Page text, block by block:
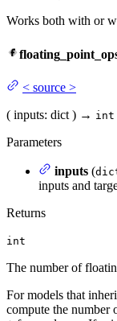
Works both with or
< source >
( inputs: dict ) → int
Parameters
inputs (
inputs and
Returns
int
The number of
For models that
compute the number